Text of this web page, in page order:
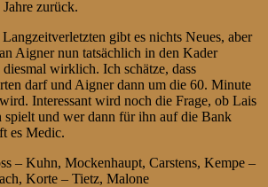
zurück.
gibt es nichts Neues, aber
Aigner nun tatsächlich in den Kader
wirklich. Ich schätze, dass
darf und Aigner dann um die 60. Minute
Interessant wird noch die Frage, ob Lais
und wer dann für ihn auf die Bank
es Medic.
– Kuhn, Mockenhaupt, Carstens, Kempe –
Korte – Tietz, Malone